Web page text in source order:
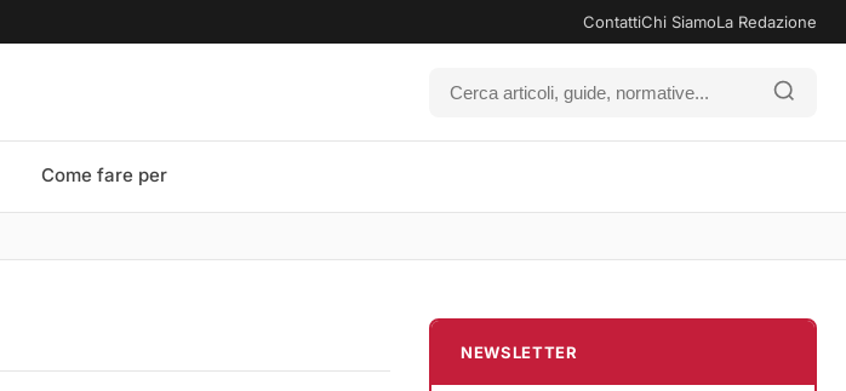
ContattiChi SiamoLa Redazione
Come fare per
NEWSLETTER